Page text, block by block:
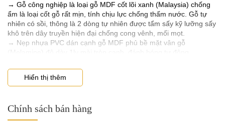
→ Gỗ công nghiệp là loại gỗ MDF cốt lõi xanh (Malaysia) chống
ẩm là loại cốt gỗ rất mịn, tính chịu lực chống thấm nước. Gỗ tự
nhiên có sồi, thông là 2 dòng tự nhiên được tẩm sấy kỹ lưỡng sấy
khô trên dây truyền hiện đại chống cong vênh, mối mọt.
→ Nẹp nhựa PVC dán cạnh gỗ MDF phủ bề mặt vân gỗ
Về Sơn các sản phẩm bàn ghế ăn
Tại Baohan Co.ltd sử dụng duy nhất
sơn bao gồm lau bả, sơn lót 2 lần, sơn dặm màu, sơn bóng. Tuy
giá thành hơi cao so với những dòng sơn thông thường nhưng lại
Hiển thị thêm
Chính sách bán hàng